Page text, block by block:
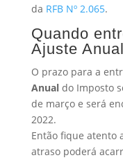
da RFB Nº 2.065.
Quando
Ajuste
O prazo para a
Anualdo Imposto
de março e será
2022.
Então fique atento
atraso poderá